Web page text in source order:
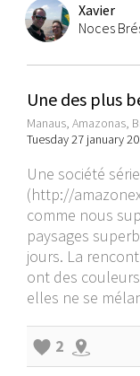
Xavier
Noces
Une des plus
Manaus, Amazonas,
Tuesday 27 january
Une société
(http://
comme nous
paysages
jours. La
ont des
elles ne se
2